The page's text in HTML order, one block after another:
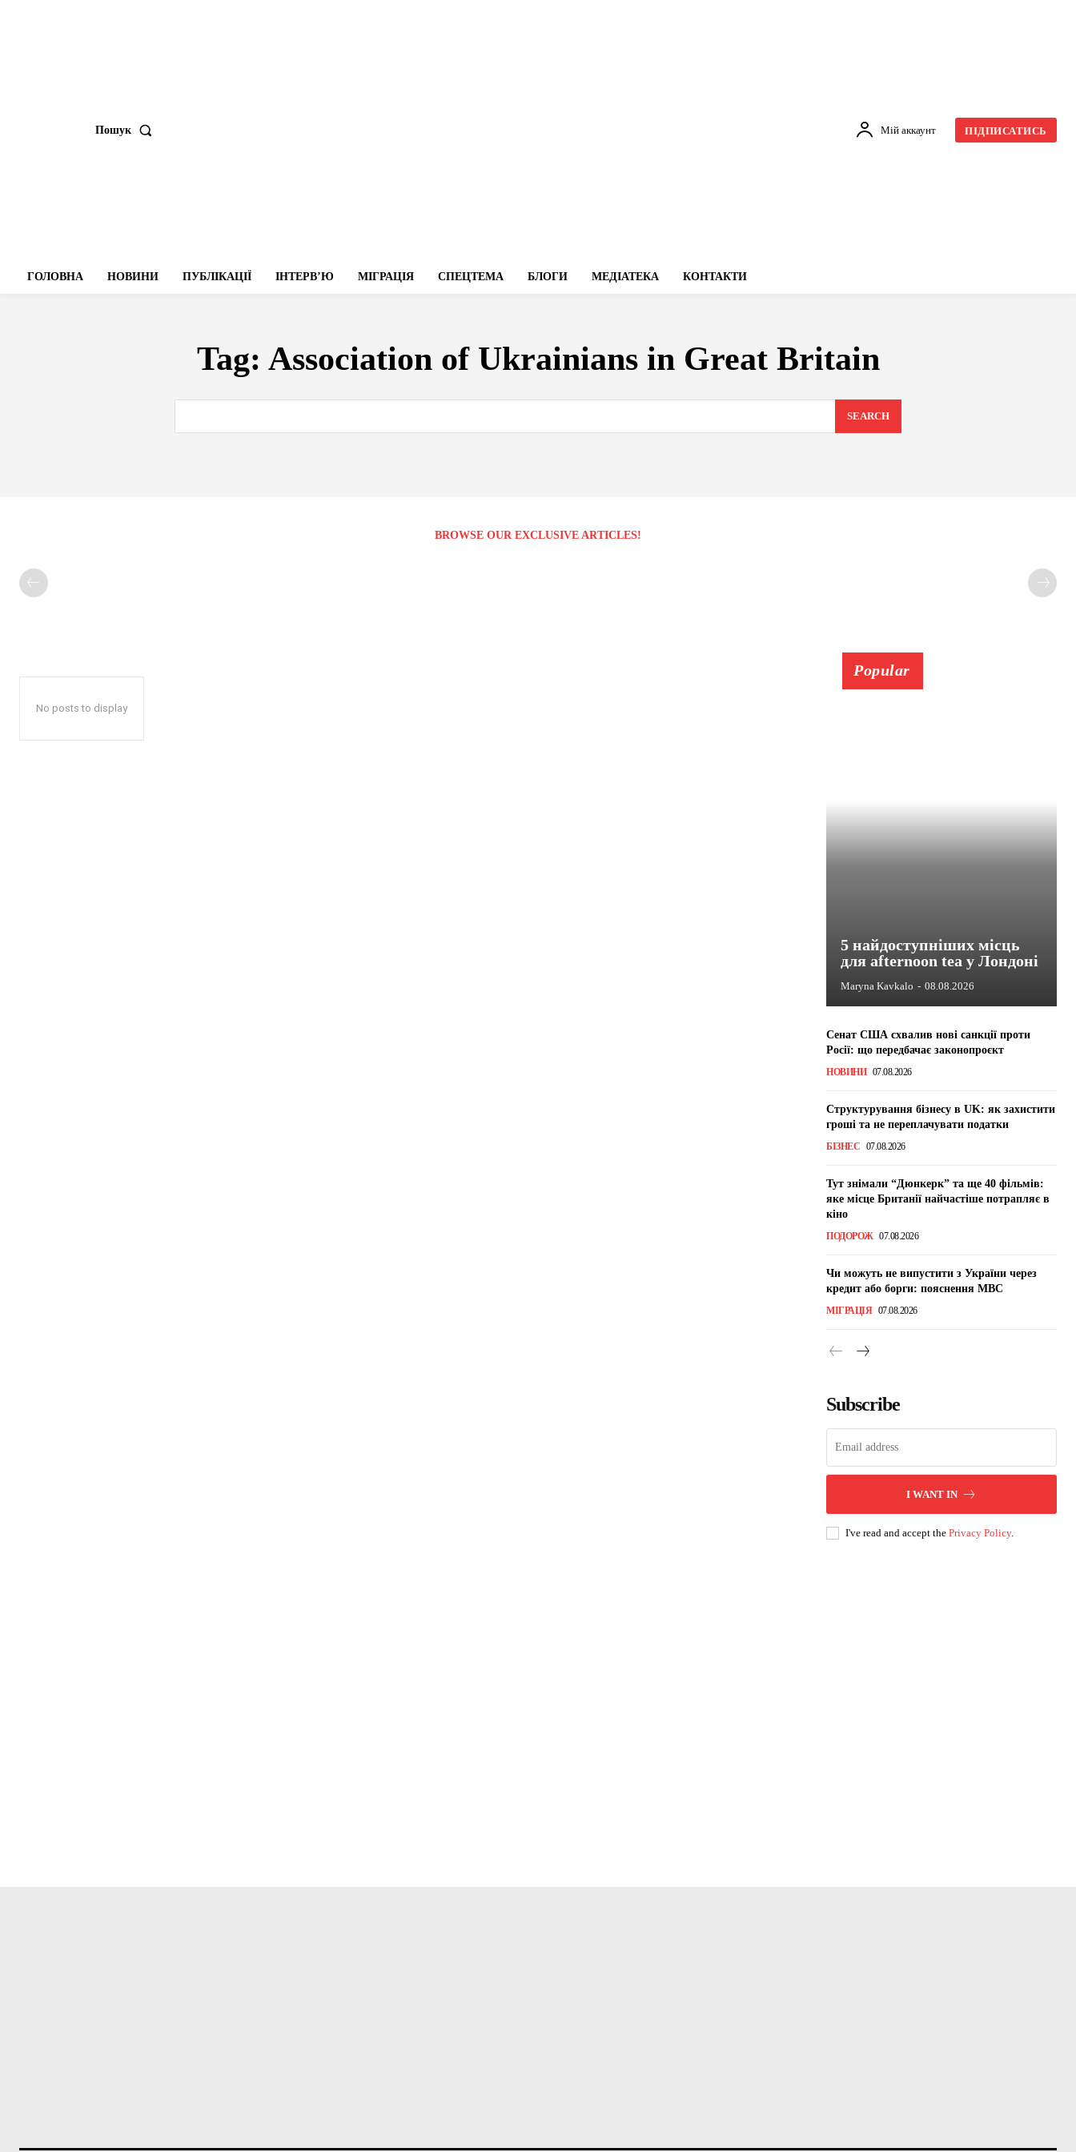
Пошук Мій аккаунт ПІДПИСАТИСЬ
ГОЛОВНА НОВИНИ ПУБЛІКАЦІЇ ІНТЕРВʼЮ МІГРАЦІЯ СПЕЦТЕМА БЛОГИ МЕДІАТЕКА КОНТАКТИ
Tag: Association of Ukrainians in Great Britain
SEARCH
BROWSE OUR EXCLUSIVE ARTICLES!
No posts to display
Popular
5 найдоступніших місць
для afternoon tea у Лондоні
Maryna Kavkalo - 08.08.2026
Сенат США схвалив нові санкції проти
Росії: що передбачає законопроєкт
НОВИНИ 07.08.2026
Структурування бізнесу в UK: як захистити
гроші та не переплачувати податки
БІЗНЕС 07.08.2026
Тут знімали “Дюнкерк” та ще 40 фільмів:
яке місце Британії найчастіше потрапляє в
кіно
ПОДОРОЖ 07.08.2026
Чи можуть не випустити з України через
кредит або борги: пояснення МВС
МІГРАЦІЯ 07.08.2026
Subscribe
I WANT IN
I've read and accept the Privacy Policy.